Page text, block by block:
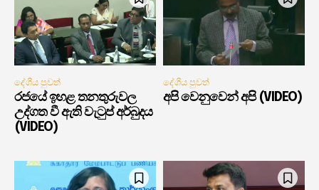
දේශීය පුවත්
රජයේ ඉහළ තනතුරුවල
උද්ගත වී ඇති වැටුප් අර්බුදය
(VIDEO)
දේශීය පුවත්
අපි වෙනුවෙන් අපි (VIDEO)